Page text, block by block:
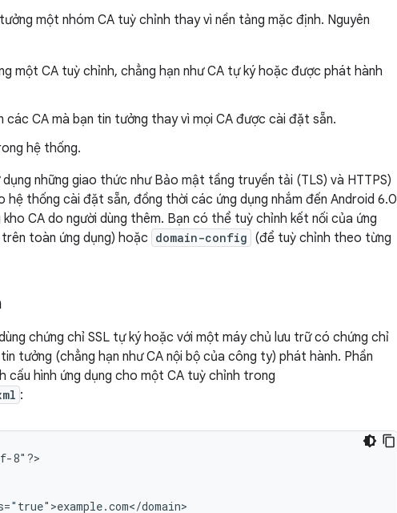
một nhóm CA tuỳ chỉnh thay vì nền tảng mặc định. Nguyên
một CA tuỳ chỉnh, chẳng hạn như CA tự ký hoặc được phát hành
các CA mà bạn tin tưởng thay vì mọi CA được cài đặt sẵn.
hệ thống.
những giao thức như Bảo mật tầng truyền tải (TLS) và HTTPS)
hệ thống cài đặt sẵn, đồng thời các ứng dụng nhắm đến Android 6.0
CA do người dùng thêm. Bạn có thể tuỳ chỉnh kết nối của ứng
toàn ứng dụng) hoặc domain-config (để tuỳ chỉnh theo từng
chứng chỉ SSL tự ký hoặc với một máy chủ lưu trữ có chứng chỉ
tưởng (chẳng hạn như CA nội bộ của công ty) phát hành. Phần
cấu hình ứng dụng cho một CA tuỳ chỉnh trong
:
8"?>